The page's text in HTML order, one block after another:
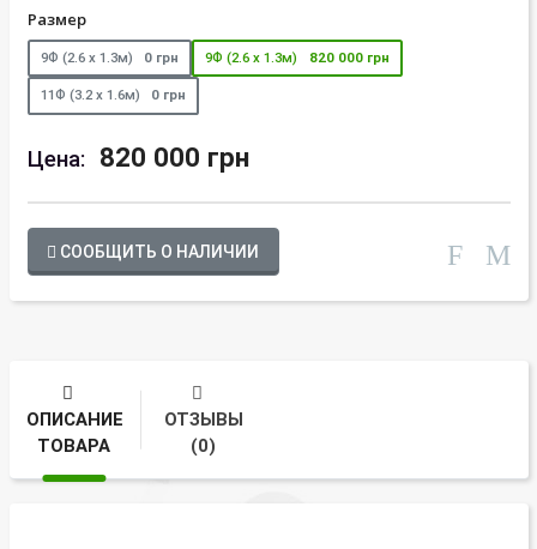
Размер
9Ф (2.6 х 1.3м) 0 грн 9Ф (2.6 х 1.3м) 820 000 грн
11Ф (3.2 х 1.6м) 0 грн
Цена: 820 000 грн
СООБЩИТЬ О НАЛИЧИИ
ОПИСАНИЕ
ТОВАРА
ОТЗЫВЫ
(0)